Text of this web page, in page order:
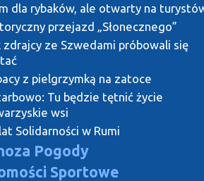
dla rybaków, ale otwarty na
przejazd „Słonecznego”
zdrajcy ze Szwedami próbowali się
z pielgrzymką na zatoce
Tu będzie tętnić życie
wsi
Solidarności w Rumi
Pogody
Sportowe